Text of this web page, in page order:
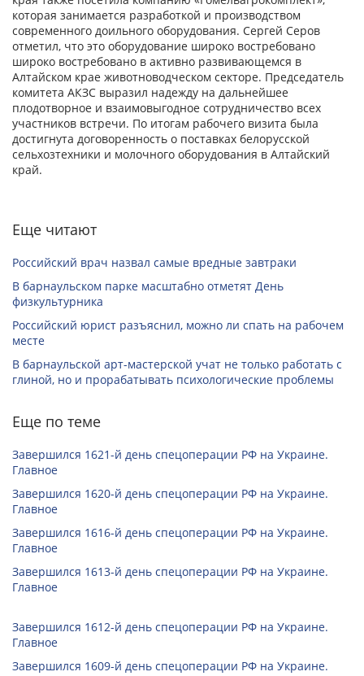
которая занимается разработкой и производством
современного доильного оборудования. Сергей Серов
отметил, что это оборудование широко востребовано
широко востребовано в активно развивающемся в
Алтайском крае животноводческом секторе. Председатель
комитета АКЗС выразил надежду на дальнейшее
плодотворное и взаимовыгодное сотрудничество всех
участников встречи. По итогам рабочего визита была
достигнута договоренность о поставках белорусской
сельхозтехники и молочного оборудования в Алтайский
край.
Еще читают
Российский врач назвал самые вредные завтраки
В барнаульском парке масштабно отметят День
физкультурника
Российский юрист разъяснил, можно ли спать на рабочем
месте
В барнаульской арт-мастерской учат не только работать с
глиной, но и прорабатывать психологические проблемы
Еще по теме
Завершился 1621-й день спецоперации РФ на Украине.
Главное
Завершился 1620-й день спецоперации РФ на Украине.
Главное
Завершился 1616-й день спецоперации РФ на Украине.
Главное
Завершился 1613-й день спецоперации РФ на Украине.
Главное
Завершился 1612-й день спецоперации РФ на Украине.
Главное
Завершился 1609-й день спецоперации РФ на Украине.